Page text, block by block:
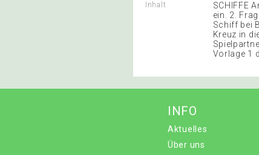
Inhalt
SCHIFFE
ein. 2.
Schiff bei
Kreuz in
Vorlage 1
INFO
Aktuelles
Über uns